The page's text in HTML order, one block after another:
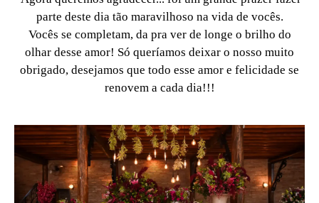
parte deste dia tão maravilhoso na vida de vocês.
Vocês se completam, da pra ver de longe o brilho do
olhar desse amor! Só queríamos deixar o nosso muito
obrigado, desejamos que todo esse amor e felicidade se
renovem a cada dia!!!